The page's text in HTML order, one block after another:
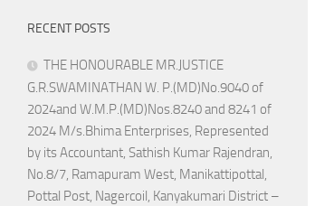
RECENT POSTS
THE HONOURABLE MR.JUSTICE
G.R.SWAMINATHAN W. P.(MD)No.9040 of
2024and W.M.P.(MD)Nos.8240 and 8241 of
2024 M/s.Bhima Enterprises, Represented
by its Accountant, Sathish Kumar Rajendran,
No.8/7, Ramapuram West, Manikattipottal,
Pottal Post, Nagercoil, Kanyakumari District –